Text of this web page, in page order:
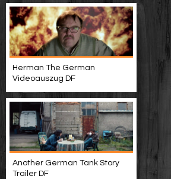
Herman The German
Videoauszug DF
Another German Tank Story
Trailer DF